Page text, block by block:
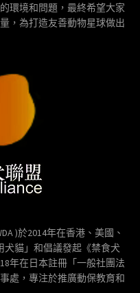
環境和問題，最終希望大家
，為打造友善動物星球做出
)於2014年在香港、美國、
犬貓」和倡議發起《禁食犬
年在日本註冊「一般社團法
處，專注於推廣動保教育和